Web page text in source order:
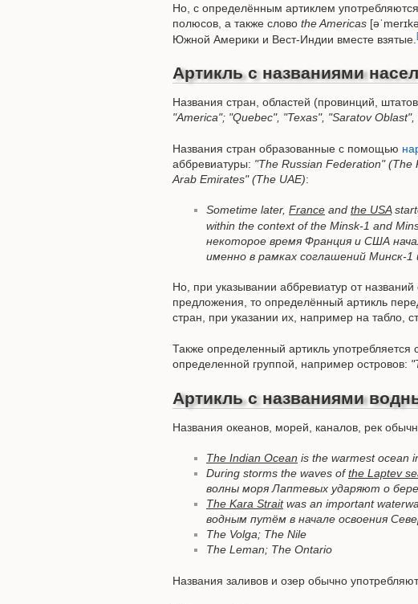
Но, с определённым артиклем
полюсов, а также слово the Americas
Южной Америки и Вест-Индии вместе взятые.
Артикль с названиями
Названия стран, областей (провинций,
"America"; "Quebec", "Texas", "Saratov
Названия стран образованные с помощью
аббревиатуры: "The Russian Federation" (The
Arab Emirates" (The UAE):
Sometime later, France and the USA
within the context of the Minsk-1 and
некоторое время Франция и США
именно в рамках соглашений Минск-
Но, при указывании аббревиатур от
предложения, то определённый артикль
стран, при указании их, например на табло,
Также определенный артикль употребляется
определенной группой, например островов:
Артикль с названиями
Названия океанов, морей, каналов, рек
The Indian Ocean is the warmest ocean
During storms the waves ofthe Laptev
волны моря Лаптевых ударяют о
The Kara Straitwas an important
водным путём в начале освоения
The Volga; The Nile
The Leman; The Ontario
Названия заливов и озер обычно